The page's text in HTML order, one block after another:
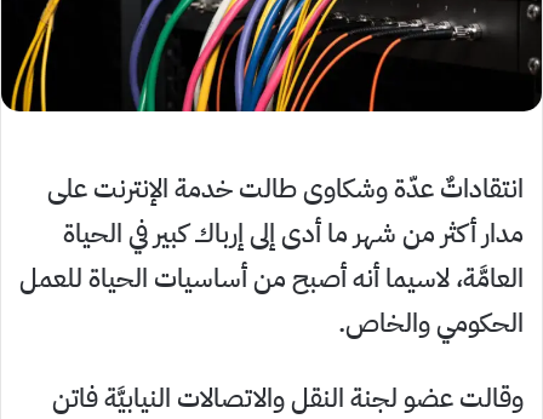
انتقاداتٌ عدّة وشكاوى طالت خدمة الإنترنت على
مدار أكثر من شهر ما أدى إلى إرباك كبير في الحياة
العامَّة، لاسيما أنه أصبح من أساسيات الحياة للعمل
الحكومي والخاص.
وقالت عضو لجنة النقل والاتصالات النيابيَّة فاتن